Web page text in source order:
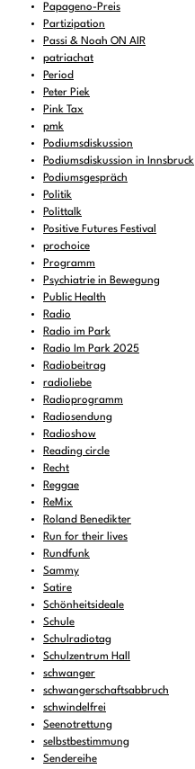
Papageno-Preis
Partizipation
Passi & Noah ON AIR
patriachat
Period
Peter Piek
Pink Tax
pmk
Podiumsdiskussion
Podiumsdiskussion in Innsbruck
Podiumsgespräch
Politik
Polittalk
Positive Futures Festival
prochoice
Programm
Psychiatrie in Bewegung
Public Health
Radio
Radio im Park
Radio Im Park 2025
Radiobeitrag
radioliebe
Radioprogramm
Radiosendung
Radioshow
Reading circle
Recht
Reggae
ReMix
Roland Benedikter
Run for their lives
Rundfunk
Sammy
Satire
Schönheitsideale
Schule
Schulradiotag
Schulzentrum Hall
schwanger
schwangerschaftsabbruch
schwindelfrei
Seenotrettung
selbstbestimmung
Sendereihe